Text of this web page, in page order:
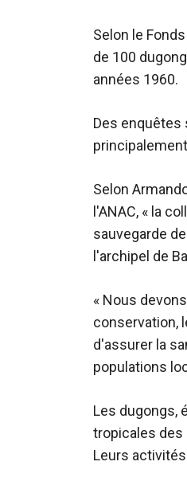
Selon le
de 100
années 1960.
Des enquêtes
Selon
l'ANAC, « la
sauvegarde
l'archipel de
« Nous
conservation,
d'assurer la
populations
Les dugongs,
tropicales des
Leurs